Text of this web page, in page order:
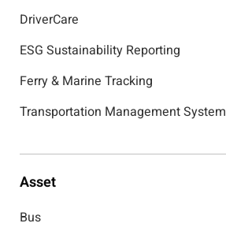
DriverCare
ESG Sustainability Reporting
Ferry & Marine Tracking
Transportation Management System
Asset
Bus